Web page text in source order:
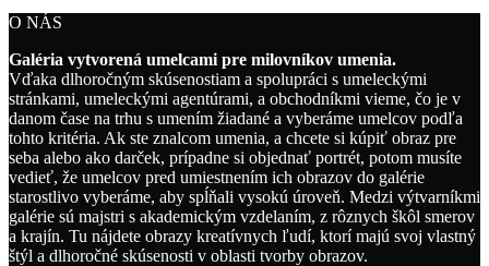
O NÁS
Galéria vytvorená umelcami pre milovníkov umenia.
Vďaka dlhoročným skúsenostiam a spolupráci s umeleckými
stránkami, umeleckými agentúrami, a obchodníkmi vieme, čo je v
danom čase na trhu s umením žiadané a vyberáme umelcov podľa
tohto kritéria. Ak ste znalcom umenia, a chcete si kúpiť obraz pre
seba alebo ako darček, prípadne si objednať portrét, potom musíte
vedieť, že umelcov pred umiestnením ich obrazov do galérie
starostlivo vyberáme, aby spĺňali vysokú úroveň. Medzi výtvarníkmi
galérie sú majstri s akademickým vzdelaním, z rôznych škôl smerov
a krajín. Tu nájdete obrazy kreatívnych ľudí, ktorí majú svoj vlastný
štýl a dlhoročné skúsenosti v oblasti tvorby obrazov.